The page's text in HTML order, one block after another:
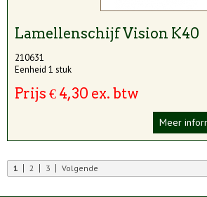
Lamellenschijf Vision K40
210631
Eenheid 1 stuk
Prijs € 4,30 ex. btw
Meer
1 2 3 Volgende